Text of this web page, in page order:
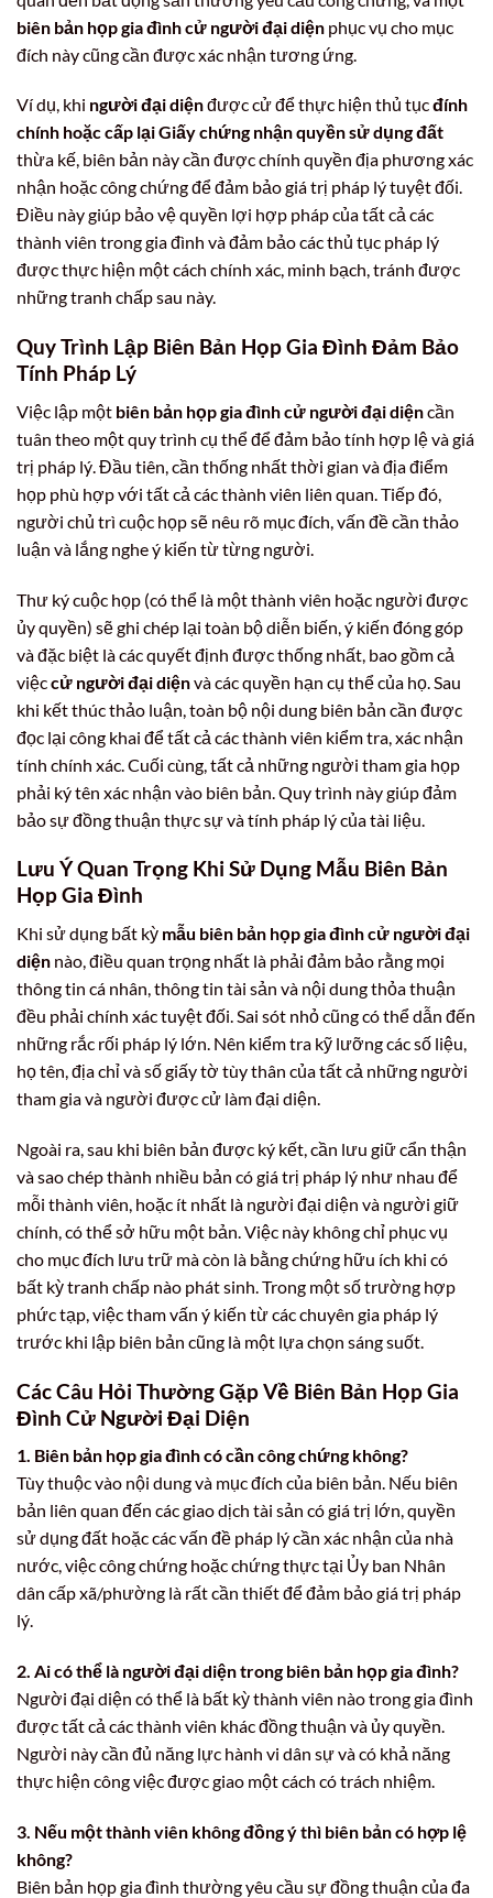
biên bản họp gia đình cử người đại diện phục vụ cho mục
đích này cũng cần được xác nhận tương ứng.
Ví dụ, khi người đại diệnđược cử để thực hiện thủ tụcđính
chính hoặc cấp lại Giấy chứng nhận quyền sử dụng đất
thừa kế, biên bản này cần được chính quyền địa phương xác
nhận hoặc công chứng để đảm bảo giá trị pháp lý tuyệt đối.
Điều này giúp bảo vệ quyền lợi hợp pháp của tất cả các
thành viên trong gia đình và đảm bảo các thủ tục pháp lý
được thực hiện một cách chính xác, minh bạch, tránh được
những tranh chấp sau này.
Quy Trình Lập Biên Bản Họp Gia Đình Đảm Bảo
Tính Pháp Lý
Việc lập một biên bản họp gia đình cử người đại diệncần
tuân theo một quy trình cụ thể để đảm bảo tính hợp lệ và giá
trị pháp lý. Đầu tiên, cần thống nhất thời gian và địa điểm
họp phù hợp với tất cả các thành viên liên quan. Tiếp đó,
người chủ trì cuộc họp sẽ nêu rõ mục đích, vấn đề cần thảo
luận và lắng nghe ý kiến từ từng người.
Thư ký cuộc họp (có thể là một thành viên hoặc người được
ủy quyền) sẽ ghi chép lại toàn bộ diễn biến, ý kiến đóng góp
và đặc biệt là các quyết định được thống nhất, bao gồm cả
việccử người đại diệnvà các quyền hạn cụ thể của họ. Sau
khi kết thúc thảo luận, toàn bộ nội dung biên bản cần được
đọc lại công khai để tất cả các thành viên kiểm tra, xác nhận
tính chính xác. Cuối cùng, tất cả những người tham gia họp
phải ký tên xác nhận vào biên bản. Quy trình này giúp đảm
bảo sự đồng thuận thực sự và tính pháp lý của tài liệu.
Lưu Ý Quan Trọng Khi Sử Dụng Mẫu Biên Bản
Họp Gia Đình
Khi sử dụng bất kỳ mẫu biên bản họp gia đình cử người đại
diện nào, điều quan trọng nhất là phải đảm bảo rằng mọi
thông tin cá nhân, thông tin tài sản và nội dung thỏa thuận
đều phải chính xác tuyệt đối. Sai sót nhỏ cũng có thể dẫn đến
những rắc rối pháp lý lớn. Nên kiểm tra kỹ lưỡng các số liệu,
họ tên, địa chỉ và số giấy tờ tùy thân của tất cả những người
tham gia và người được cử làm đại diện.
Ngoài ra, sau khi biên bản được ký kết, cần lưu giữ cẩn thận
và sao chép thành nhiều bản có giá trị pháp lý như nhau để
mỗi thành viên, hoặc ít nhất là người đại diện và người giữ
chính, có thể sở hữu một bản. Việc này không chỉ phục vụ
cho mục đích lưu trữ mà còn là bằng chứng hữu ích khi có
bất kỳ tranh chấp nào phát sinh. Trong một số trường hợp
phức tạp, việc tham vấn ý kiến từ các chuyên gia pháp lý
trước khi lập biên bản cũng là một lựa chọn sáng suốt.
Các Câu Hỏi Thường Gặp Về Biên Bản Họp Gia
Đình Cử Người Đại Diện
1. Biên bản họp gia đình có cần công chứng không?
Tùy thuộc vào nội dung và mục đích của biên bản. Nếu biên
bản liên quan đến các giao dịch tài sản có giá trị lớn, quyền
sử dụng đất hoặc các vấn đề pháp lý cần xác nhận của nhà
nước, việc công chứng hoặc chứng thực tại Ủy ban Nhân
dân cấp xã/phường là rất cần thiết để đảm bảo giá trị pháp
lý.
2. Ai có thể là người đại diện trong biên bản họp gia đình?
Người đại diện có thể là bất kỳ thành viên nào trong gia đình
được tất cả các thành viên khác đồng thuận và ủy quyền.
Người này cần đủ năng lực hành vi dân sự và có khả năng
thực hiện công việc được giao một cách có trách nhiệm.
3. Nếu một thành viên không đồng ý thì biên bản có hợp lệ
không?
Biên bản họp gia đình thường yêu cầu sự đồng thuận của đa